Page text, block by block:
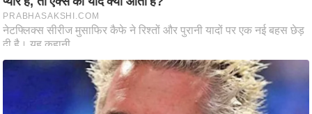
ल
व्र
त
त्यो